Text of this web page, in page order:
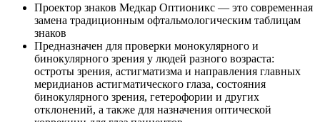
Проектор знаков Медкар Оптионикс — это современная
замена традиционным офтальмологическим таблицам
знаков
Предназначен для проверки монокулярного и
бинокулярного зрения у людей разного возраста:
остроты зрения, астигматизма и направления главных
меридианов астигматического глаза, состояния
бинокулярного зрения, гетерофории и других
отклонений, а также для назначения оптической